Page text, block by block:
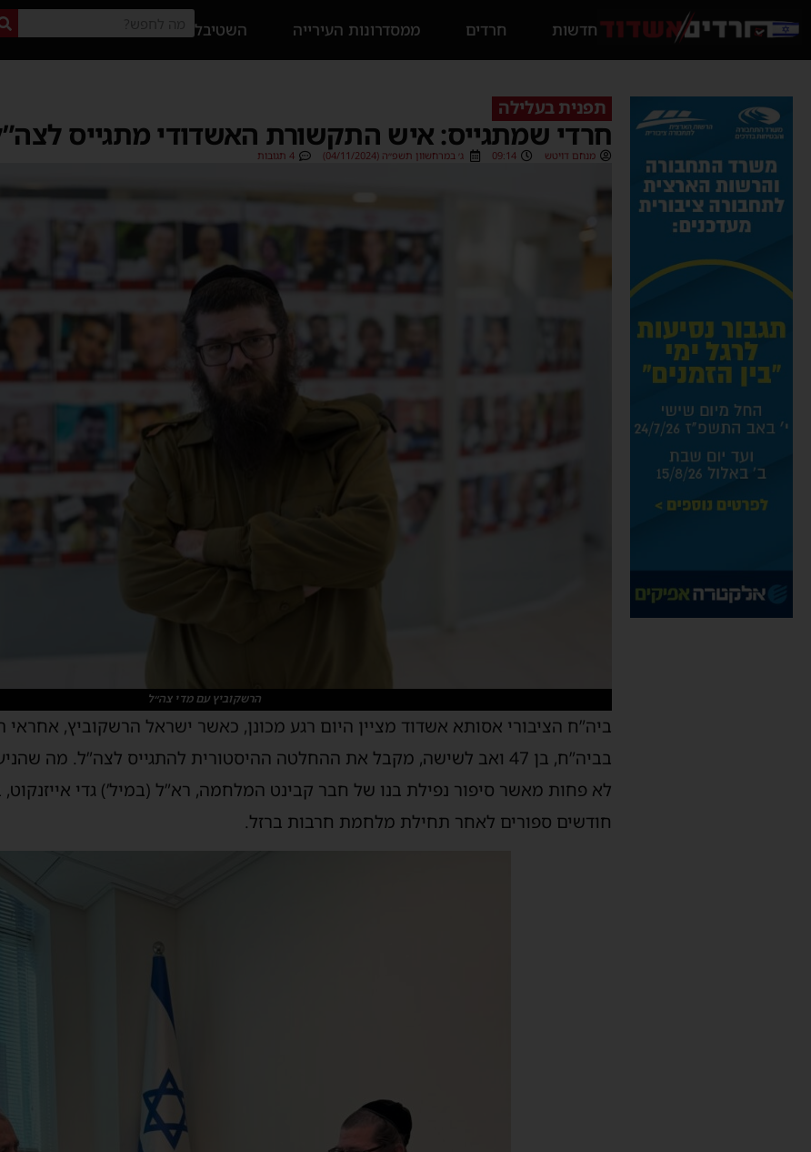
חדשות חרדים ממסדרונות העירייה השטיבל
תפנית בעלילה
חרדי שמתגייס: איש התקשורת האשדודי מתגייס
מנחם דויטש 09:14 ג׳ במרחשוון תשפ״ה (04/11/2024) 4 תגובות
הרשקוביץ עם מדי צה״ל
ביה”ח הציבורי אסותא אשדוד מציין היום רגע מכונן, כאשר ישראל הרשקוביץ,
בביה”ח, בן 47 ואב לשישה, מקבל את ההחלטה ההיסטורית להתגייס לצה”ל. מה
לא פחות מאשר סיפור נפילת בנו של חבר קבינט המלחמה, רא”ל (במיל’) גדי
חודשים ספורים לאחר תחילת מלחמת חרבות ברזל.